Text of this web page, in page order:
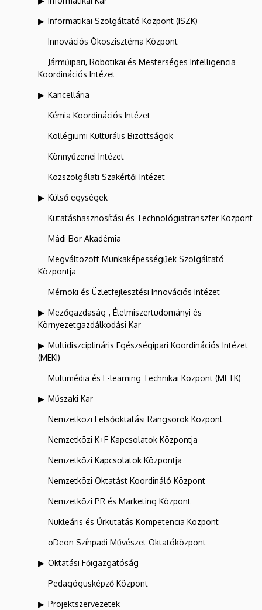
Informatikai Szolgáltató Központ (ISZK)
Innovációs Ökoszisztéma Központ
Járműipari, Robotikai és Mesterséges Intelligencia
Koordinációs Intézet
Kancellária
Kémia Koordinációs Intézet
Kollégiumi Kulturális Bizottságok
Könnyűzenei Intézet
Közszolgálati Szakértői Intézet
Külső egységek
Kutatáshasznosítási és Technológiatranszfer Központ
Mádi Bor Akadémia
Megváltozott Munkaképességűek Szolgáltató
Központja
Mérnöki és Üzletfejlesztési Innovációs Intézet
Mezőgazdaság-, Élelmiszertudományi és
Környezetgazdálkodási Kar
Multidiszciplináris Egészségipari Koordinációs Intézet
(MEKI)
Multimédia és E-learning Technikai Központ (METK)
Műszaki Kar
Nemzetközi Felsőoktatási Rangsorok Központ
Nemzetközi K+F Kapcsolatok Központja
Nemzetközi Kapcsolatok Központja
Nemzetközi Oktatást Koordináló Központ
Nemzetközi PR és Marketing Központ
Nukleáris és Űrkutatás Kompetencia Központ
oDeon Színpadi Művészet Oktatóközpont
Oktatási Főigazgatóság
Pedagógusképző Központ
Projektszervezetek